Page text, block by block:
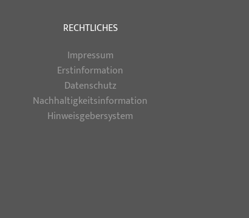
RECHTLICHES
Impressum
Erstinformation
Datenschutz
Nachhaltigkeitsinformation
Hinweisgebersystem